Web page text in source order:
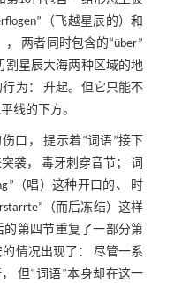
（飞越星辰的）和
， 两者同时包含的“über”
割星辰大海两种区域的地
为： 升起。但它只能不
线的下方。
口， 提示着“词语”接下
袭， 毒牙刺穿音节； 词
（唱）这种开口的、 时
（而后冻结）这样
第四节重复了一部分第
情况出现了： 尽管一系
但“词语”本身却在这一